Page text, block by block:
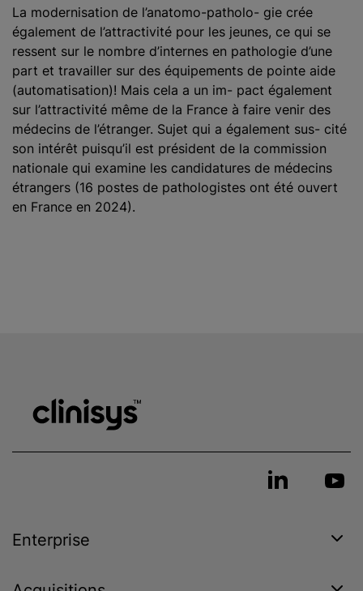
La modernisation de l’anatomo-patholo- gie crée
également de l’attractivité pour les jeunes, ce qui se
ressent sur le nombre d’internes en pathologie d’une
part et travailler sur des équipements de pointe aide
(automatisation)! Mais cela a un im- pact également
sur l’attractivité même de la France à faire venir des
médecins de l’étranger. Sujet qui a également sus- cité
son intérêt puisqu’il est président de la commission
nationale qui examine les candidatures de médecins
étrangers (16 postes de pathologistes ont été ouvert
en France en 2024).
Enterprise